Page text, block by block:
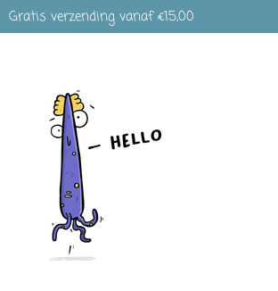
Gratis verzending vanaf €15,00